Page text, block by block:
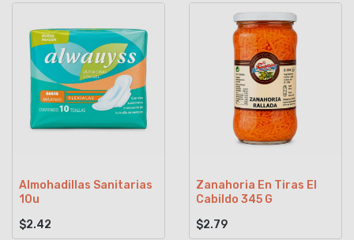
Almohadillas Sanitarias
10u
$2.42
Zanahoria En Tiras El
Cabildo 345 G
$2.79